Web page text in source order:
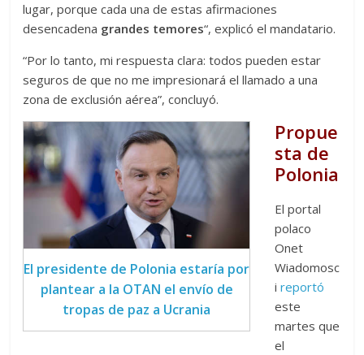
lugar, porque cada una de estas afirmaciones
desencadena grandes temores“, explicó el mandatario.
“Por lo tanto, mi respuesta clara: todos pueden estar
seguros de que no me impresionará el llamado a una
zona de exclusión aérea”, concluyó.
El presidente de Polonia estaría por
plantear a la OTAN el envío de
tropas de paz a Ucrania
Propue
sta de
Polonia
El portal
polaco
Onet
Wiadomosc
ireportó
este
martes que
el